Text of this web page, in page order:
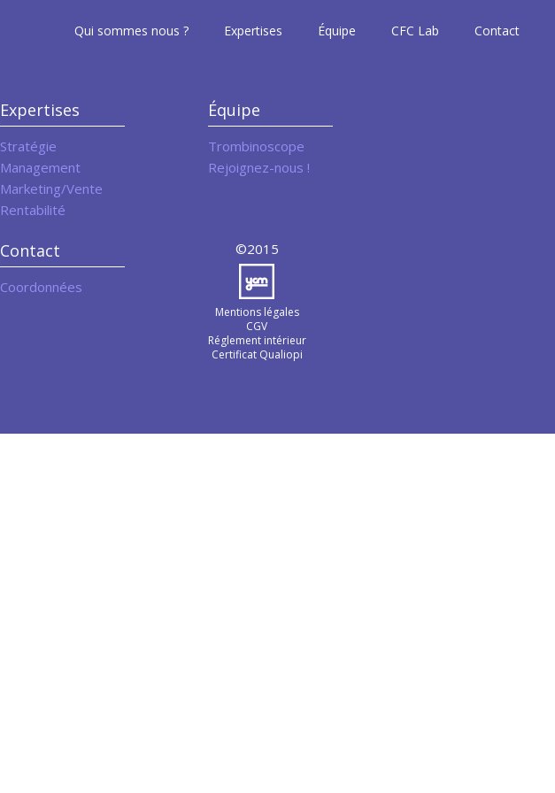
Qui sommes nous ? Expertises Équipe CFC Lab Contact
Expertises
Stratégie
Management
Marketing/Vente
Rentabilité
Équipe
Trombinoscope
Rejoignez-nous !
Contact
Coordonnées
©2015
Mentions légales
CGV
Réglement intérieur
Certificat Qualiopi